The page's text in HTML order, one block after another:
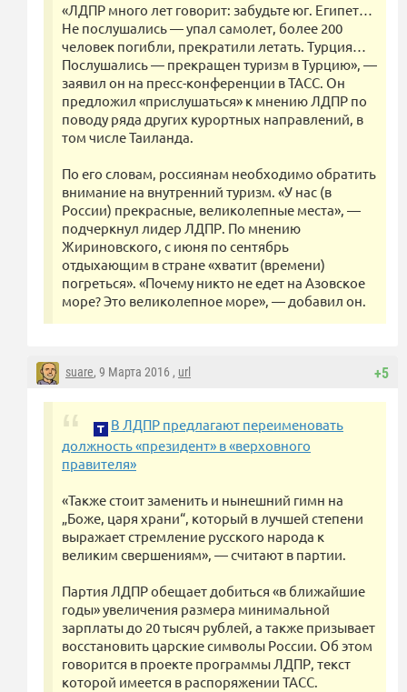
«ЛДПР много лет говорит: забудьте юг. Египет…
Не послушались — упал самолет, более 200
человек погибли, прекратили летать. Турция…
Послушались — прекращен туризм в Турцию», —
заявил он на пресс-конференции в ТАСС. Он
предложил «прислушаться» к мнению ЛДПР по
поводу ряда других курортных направлений, в
том числе Таиланда.
По его словам, россиянам необходимо обратить
внимание на внутренний туризм. «У нас (в
России) прекрасные, великолепные места», —
подчеркнул лидер ЛДПР. По мнению
Жириновского, с июня по сентябрь
отдыхающим в стране «хватит (времени)
погреться». «Почему никто не едет на Азовское
море? Это великолепное море», — добавил он.
+5
suare, 9 Марта 2016 , url
В ЛДПР предлагают переименовать
должность «президент» в «верховного
правителя»
«Также стоит заменить и нынешний гимн на
„Боже, царя храни“, который в лучшей степени
выражает стремление русского народа к
великим свершениям», — считают в партии.
Партия ЛДПР обещает добиться «в ближайшие
годы» увеличения размера минимальной
зарплаты до 20 тысяч рублей, а также призывает
восстановить царские символы России. Об этом
говорится в проекте программы ЛДПР, текст
которой имеется в распоряжении ТАСС.